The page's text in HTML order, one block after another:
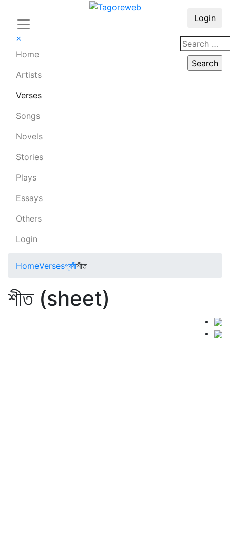
×
Home
Artists
Verses
Songs
Novels
Stories
Plays
Essays
Others
Login
Login
HomeVersesপূরবীশীত
শীত (sheet)